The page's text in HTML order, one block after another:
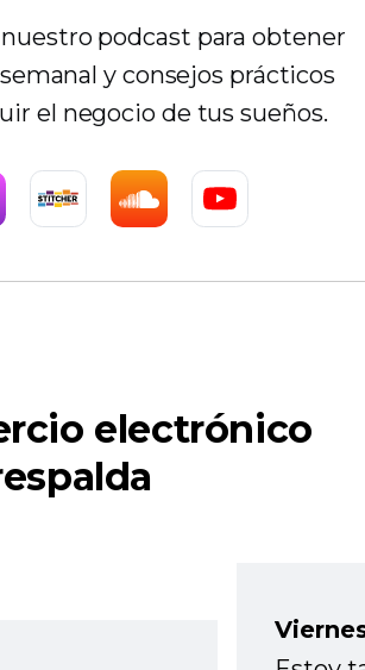
podcast para obtener
y consejos prácticos
el negocio de tus sueños.
electrónico